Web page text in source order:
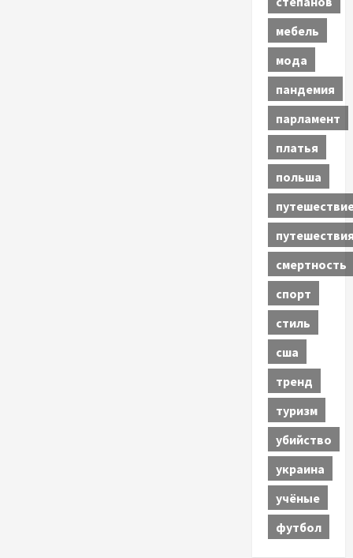
мебель
мода
пандемия
парламент
платья
польша
смертность
спорт
стиль
сша
тренд
туризм
убийство
украина
учёные
футбол